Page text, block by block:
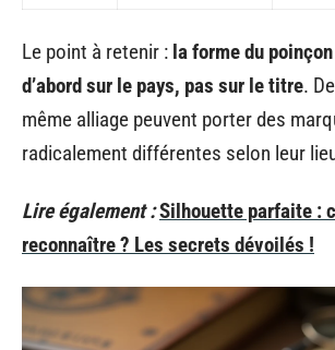
Le point à retenir : la forme du
d’abord sur le pays, pas sur le titre.
même alliage peuvent porter des
radicalement différentes selon leur
Lire également :Silhouette parfaite :
reconnaître ? Les secrets dévoilés !